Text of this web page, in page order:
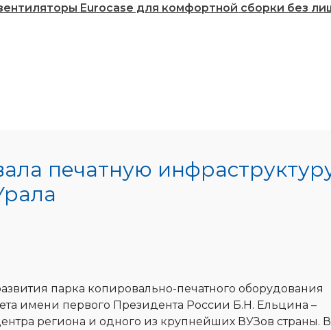
Eurocase для комфортной сборки без
печатную
парка копировально-печатного оборудования
имени первого Президента России Б.Н. Ельцина –
региона и одного из крупнейших ВУЗов страны.